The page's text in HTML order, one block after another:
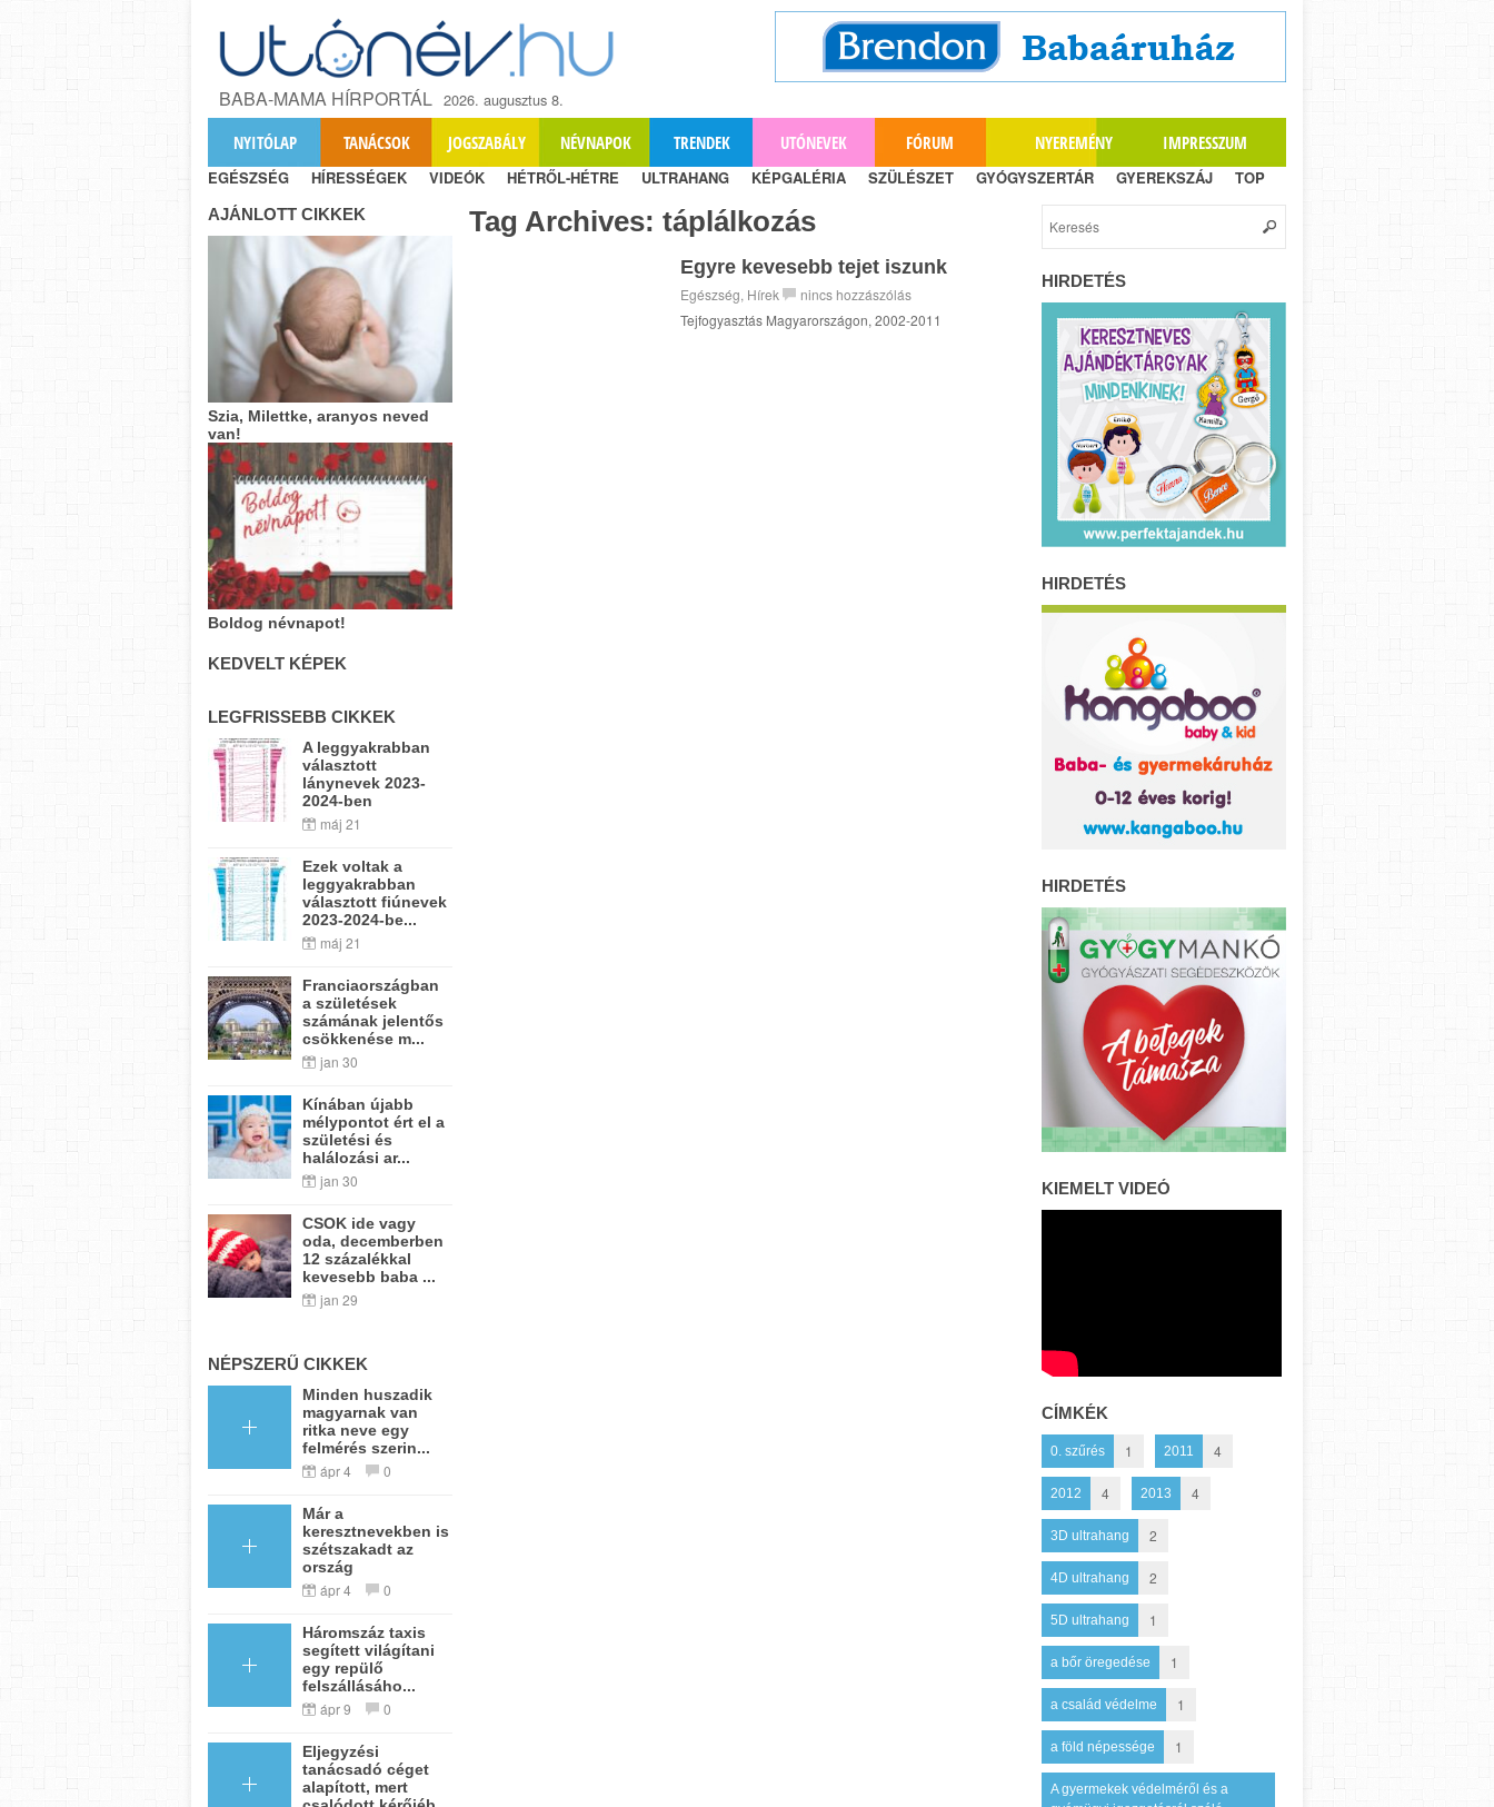
BABA-MAMA HÍRPORTÁL 2026. augusztus 8.
NYITÓLAP TANÁCSOK JOGSZABÁLY NÉVNAPOK TRENDEK UTÓNEVEK FÓRUM NYEREMÉNY IMPRESSZUM
EGÉSZSÉG HÍRESSÉGEK VIDEÓK HÉTRŐL-HÉTRE ULTRAHANG KÉPGALÉRIA SZÜLÉSZET GYÓGYSZERTÁR GYEREKSZÁJ TOP
Tag Archives: táplálkozás
Egyre kevesebb tejet iszunk
Egészség, Hírek
nincs hozzászólás
Tejfogyasztás Magyarországon, 2002-2011
AJÁNLOTT CIKKEK
Szia, Milettke, aranyos neved
van!
Boldog névnapot!
KEDVELT KÉPEK
LEGFRISSEBB CIKKEK
A leggyakrabban
választott
lánynevek 2023-
2024-ben
máj 21
Ezek voltak a
leggyakrabban
választott fiúnevek
2023-2024-be...
máj 21
Franciaországban
a születések
számának jelentős
csökkenése m...
jan 30
Kínában újabb
mélypontot ért el a
születési és
halálozási ar...
jan 30
CSOK ide vagy
oda, decemberben
12 százalékkal
kevesebb baba ...
jan 29
NÉPSZERŰ CIKKEK
Minden huszadik
magyarnak van
ritka neve egy
felmérés szerin...
ápr 4 0
Már a
keresztnevekben is
szétszakadt az
ország
ápr 4 0
Háromszáz taxis
segített világítani
egy repülő
felszállásáho...
ápr 9 0
Eljegyzési
tanácsadó céget
alapított, mert
HIRDETÉS
HIRDETÉS
HIRDETÉS
KIEMELT VIDEÓ
CÍMKÉK
0. szűrés 1 2011 4
2012 4 2013 4
3D ultrahang 2
4D ultrahang 2
5D ultrahang 1
a bőr öregedése 1
a család védelme 1
a föld népessége 1
A gyermekek védelméről és a